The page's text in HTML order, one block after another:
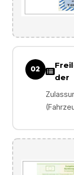
02
der